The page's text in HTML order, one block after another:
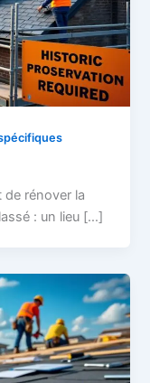
de rénover la
: un lieu […]